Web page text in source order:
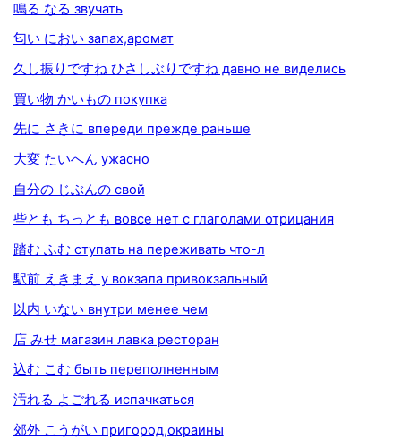
鳴る なる звучать
匂い におい запах,аромат
久し振りですね ひさしぶりですね давно не виделись
買い物 かいもの покупка
先に さきに впереди прежде раньше
大変 たいへん ужасно
自分の じぶんの свой
些とも ちっとも вовсе нет с глаголами отрицания
踏む ふむ ступать на переживать что-л
駅前 えきまえ у вокзала привокзальный
以内 いない внутри менее чем
店 みせ магазин лавка ресторан
込む こむ быть переполненным
汚れる よごれる испачкаться
郊外 こうがい пригород,окраины